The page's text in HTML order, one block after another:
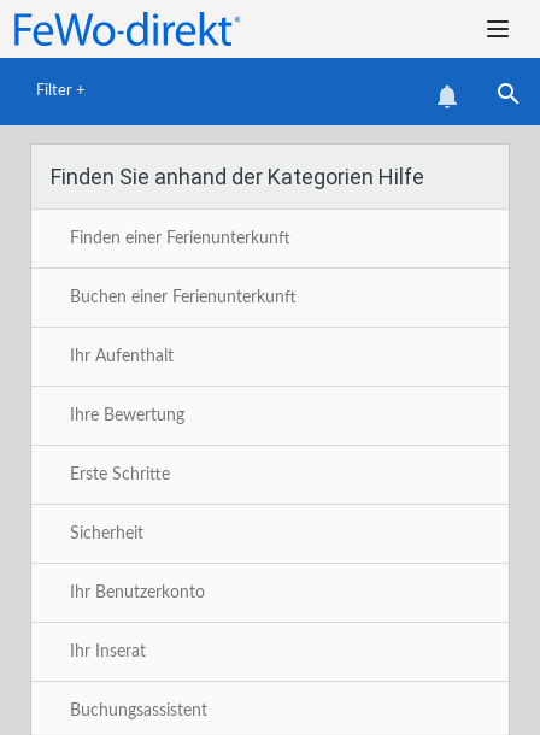
Filter +  
Finden Sie anhand der Kategorien Hilfe
Finden einer Ferienunterkunft
Buchen einer Ferienunterkunft
Ihr Aufenthalt
Ihre Bewertung
Erste Schritte
Sicherheit
Ihr Benutzerkonto
Ihr Inserat
Buchungsassistent